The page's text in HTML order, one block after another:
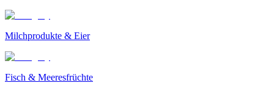
Milchprodukte & Eier
Fisch & Meeresfrüchte